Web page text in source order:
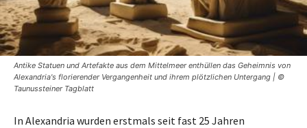
Antike Statuen und Artefakte aus dem Mittelmeer enthüllen das Geheimnis von
Alexandria's florierender Vergangenheit und ihrem plötzlichen Untergang | ©
Taunussteiner Tagblatt
In Alexandria wurden erstmals seit fast 25 Jahren